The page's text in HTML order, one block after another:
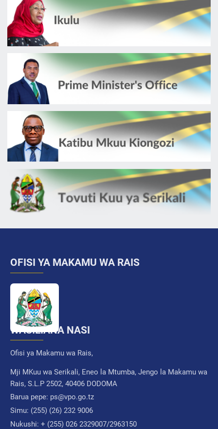
OFISI YA MAKAMU WA RAIS
WASILIANA NASI
Ofisi ya Makamu wa Rais,
Mji MKuu wa Serikali, Eneo la Mtumba, Jengo la Makamu wa
Rais, S.L.P 2502, 40406 DODOMA
Barua pepe: ps@vpo.go.tz
Simu: (255) (26) 232 9006
Nukushi: + (255) 026 2329007/2963150